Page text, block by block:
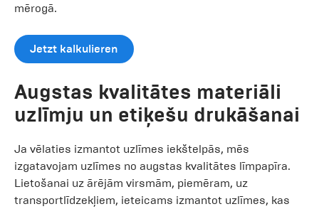
mērogā.
Jetzt kalkulieren
Augstas kvalitātes materiāli
uzlīmju un etiķešu drukāšanai
Ja vēlaties izmantot uzlīmes iekštelpās, mēs
izgatavojam uzlīmes no augstas kvalitātes līmpapīra.
Lietošanai uz ārējām virsmām, piemēram, uz
transportlīdzekļiem, ieteicams izmantot uzlīmes, kas